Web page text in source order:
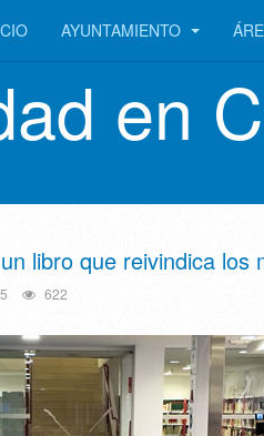
AYUNTAMIENTO
en
libro que reivindica
622